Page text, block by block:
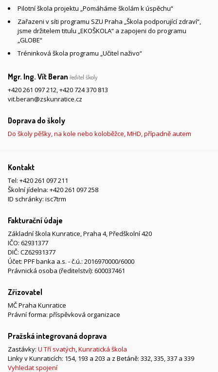
Pilotní škola projektu „Pomáháme školám k úspěchu“
Zařazeni v síti programu SZU Praha „Škola podporující zdraví“,
jsme držitelem titulu „EKOŠKOLA“ a zapojeni do programu
„GLOBE“
Tréninková škola programu „Učitel naživo“
Mgr. Ing. Vít Beran ředitel školy
+420 261 097 212,+420 724 370 813
vit.beran@zskunratice.cz
Doprava do školy
Do školy pěšky, na kole nebo koloběžce, MHD, případně autem
Kontakt
Tel: +420 261 097 211
Školní jídelna: +420 261 097 258
ID schránky: isc7trm
Fakturační údaje
Základní škola Kunratice, Praha 4, Předškolní 420
IČO: 62931377
DIČ: CZ62931377
Účet: PPF banka a.s. - č.ú.: 2016970000/6000
Právnická osoba (ředitelství): 600037461
Zřizovatel
MČ Praha Kunratice
Právní forma: příspěvková organizace
Pražská integrovaná doprava
Zastávky: U Tří svatých,Kunratická škola
Linky v Kunraticích: 154, 193 a 203 a z Betáně: 332, 335, 337 a 339
Vyhledat spojení